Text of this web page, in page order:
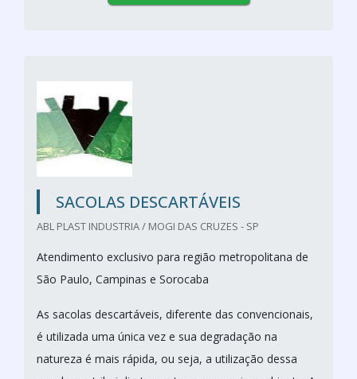
SACOLAS DESCARTÁVEIS
ABL PLAST INDUSTRIA / MOGI DAS CRUZES - SP
Atendimento exclusivo para região metropolitana de
São Paulo, Campinas e Sorocaba
As sacolas descartáveis, diferente das convencionais,
é utilizada uma única vez e sua degradação na
natureza é mais rápida, ou seja, a utilização dessa